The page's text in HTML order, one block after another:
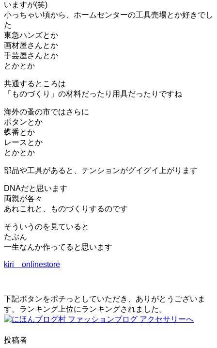
いますが(笑)
小っちゃい頃から、ホームセンターの工具売場とか好きでし
た
東急ハンズとか
画材屋さんとか
手芸屋さんとか
とかとか
共通するところは
「ものづくり」の材料だったり用具だったりですね
海外の蚤の市ではさらに
ボタンとか
蝶番とか
レースとか
とかとか
部品や工具があると、テンションがグイグイ上がります
DNAだと思います
両親が各々
あれこれと、ものづくりするのです
そういうのを見ていると
たぶん
一生なんか作ってると思います
kiri onlinestore
下記ボタンをポチっとしていただき、ありがとうございま
す。ランキング上位にランキングされました。
投稿者